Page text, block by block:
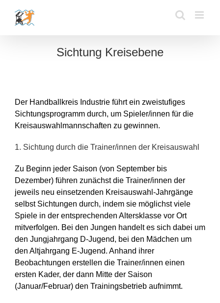
Inhalt
springen
Sichtung Kreisebene
Der Handballkreis Industrie führt ein zweistufiges
Sichtungsprogramm durch, um Spieler/innen für die
Kreisauswahlmannschaften zu gewinnen.
1. Sichtung durch die Trainer/innen der Kreisauswahl
Zu Beginn jeder Saison (von September bis
Dezember) führen zunächst die Trainer/innen der
jeweils neu einsetzenden Kreisauswahl-Jahrgänge
selbst Sichtungen durch, indem sie möglichst viele
Spiele in der entsprechenden Altersklasse vor Ort
mitverfolgen. Bei den Jungen handelt es sich dabei um
den Jungjahrgang D-Jugend, bei den Mädchen um
den Altjahrgang E-Jugend. Anhand ihrer
Beobachtungen erstellen die Trainer/innen einen
ersten Kader, der dann Mitte der Saison
(Januar/Februar) den Trainingsbetrieb aufnimmt.